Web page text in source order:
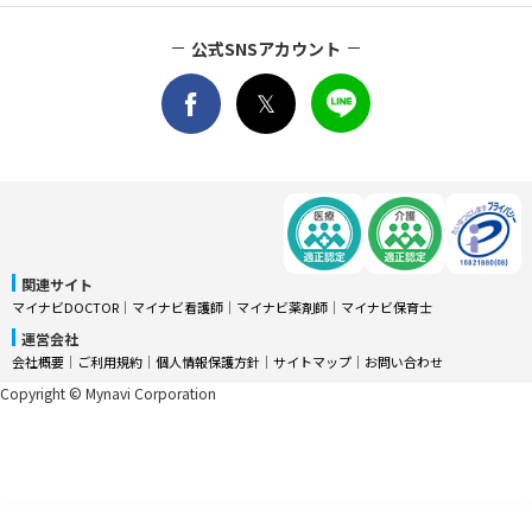
公式SNSアカウント
関連サイト
マイナビDOCTOR │ マイナビ看護師 │ マイナビ薬剤師 │ マイナビ保育士
運営会社
会社概要 │ ご利用規約 │ 個人情報保護方針 │ サイトマップ │ お問い合わせ
Copyright © Mynavi Corporation